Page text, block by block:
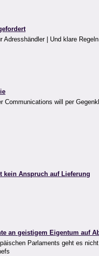
Adresshändler | Und klare
Communications will per
kein Anspruch auf Lieferung
an geistigem Eigentum auf
Parlaments geht es